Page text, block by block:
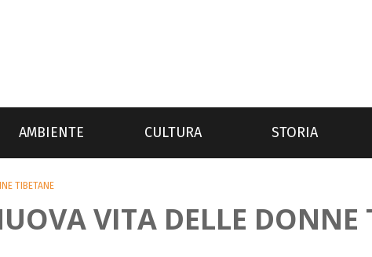
AMBIENTE CULTURA STORIA
TIBETANE
VITA DELLE DONNE